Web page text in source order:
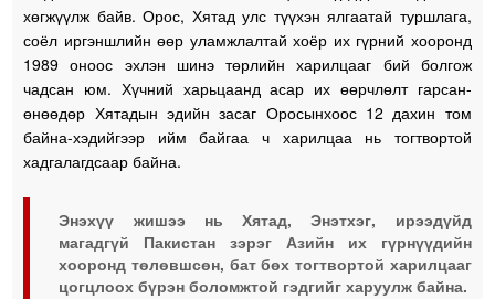
хөгжүүлж байв. Орос, Хятад улс түүхэн ялгаатай туршлага,
соёл иргэншлийн өөр уламжлалтай хоёр их гүрний хооронд
1989 оноос эхлэн шинэ төрлийн харилцааг бий болгож
чадсан юм. Хүчний харьцаанд асар их өөрчлөлт гарсан-
өнөөдөр Хятадын эдийн засаг Оросынхоос 12 дахин том
байна-хэдийгээр ийм байгаа ч харилцаа нь тогтвортой
хадгалагдсаар байна.
Энэхүү жишээ нь Хятад, Энэтхэг, ирээдүйд
магадгүй Пакистан зэрэг Азийн их гүрнүүдийн
хооронд төлөвшсөн, бат бөх тогтвортой харилцааг
цогцлоох бүрэн боломжтой гэдгийг харуулж байна.